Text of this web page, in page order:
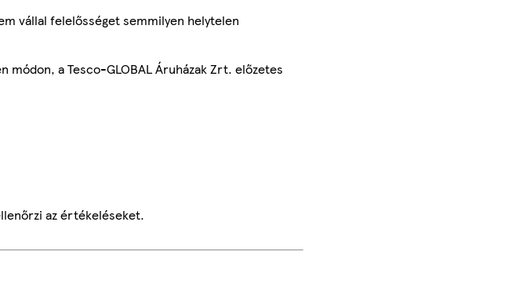
vállal felelősséget semmilyen helytelen
módon, a Tesco-GLOBAL Áruházak Zrt. előzetes
az értékeléseket.